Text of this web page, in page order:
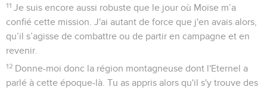
11 Je suis encore aussi robuste que le jour où Moïse m’a
confié cette mission. J'ai autant de force que j'en avais alors,
qu’il s’agisse de combattre ou de partir en campagne et en
revenir.
12 Donne-moi donc la région montagneuse dont l'Eternel a
parlé à cette époque-là. Tu as appris alors qu'il s'y trouve des